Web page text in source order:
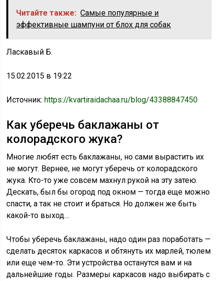
Читайте также: Самые популярные и
эффективные шампуни от блох для собак
Ласкавый Б.
15.02.2015 в 19:22
Источник:https://kvartiraidachaa.ru/blog/43388847450
Как уберечь баклажаны от
колорадского жука?
Многие любят есть баклажаны, но сами вырастить их
не могут. Вернее, не могут уберечь от колорадского
жука. Кто-то уже совсем махнул рукой на эту затею.
Дескать, был бы огород под окном — тогда еще можно
спасти, а так не стоит и браться. Но должен же быть
какой-то выход…
Чтобы уберечь баклажаны, надо один раз поработать —
сделать десяток каркасов и обтянуть их марлей, тюлем
или еще чем-то. Эти устройства останутся вам и на
дальнейшие годы. Размеры каркасов надо выбирать с